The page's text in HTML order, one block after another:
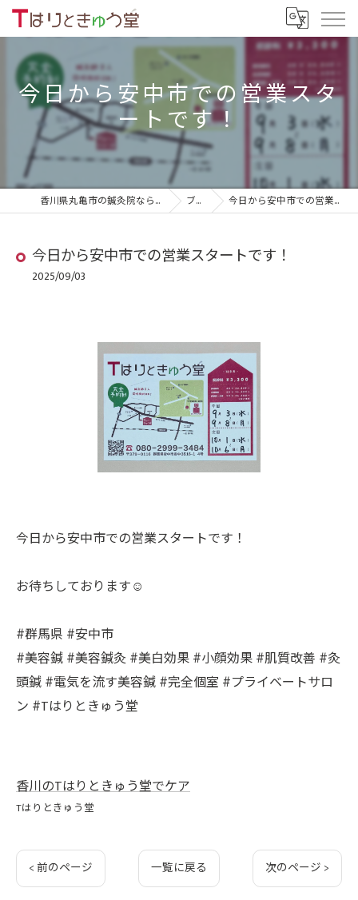
今日から安中市での営業スタ
ートです！
香川県丸亀市の鍼灸院ならTはりときゅう堂 ブログ 今日から安中市での営業スタートです！
今日から安中市での営業スタートです！
2025/09/03
今日から安中市での営業スタートです！
お待ちしております☺️
#群馬県 #安中市
#美容鍼 #美容鍼灸 #美白効果 #小顔効果 #肌質改善 #灸
頭鍼 #電気を流す美容鍼 #完全個室 #プライベートサロ
ン #Tはりときゅう堂
香川のTはりときゅう堂でケア
Tはりときゅう堂
< 前のページ 一覧に戻る 次のページ >